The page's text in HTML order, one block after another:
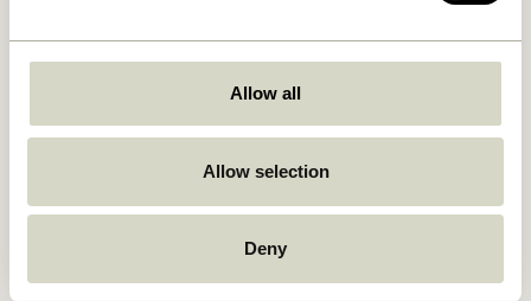
Allow all
Allow selection
Deny
Personenbezogene Daten
Cookie-Politik
Impressum
Stories
Jobs
Messen und Events